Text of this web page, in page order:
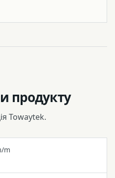
продукту
Towaytek.
m